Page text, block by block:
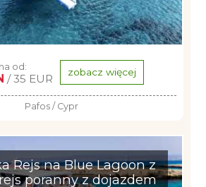
od:
/ 35 EUR zobacz więcej
Pafos / Cypr
Rejs na Blue Lagoon z
poranny z dojazdem